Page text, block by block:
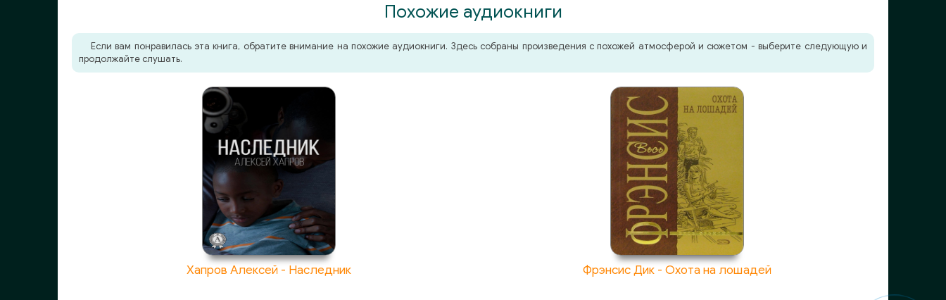
Похожие аудиокниги
Если вам понравилась эта книга, обратите внимание на похожие аудиокниги. Здесь собраны произведения с похожей атмосферой и сюжетом - выберите следующую и
продолжайте слушать.
Хапров Алексей - Наследник Фрэнсис Дик - Охота на лошадей